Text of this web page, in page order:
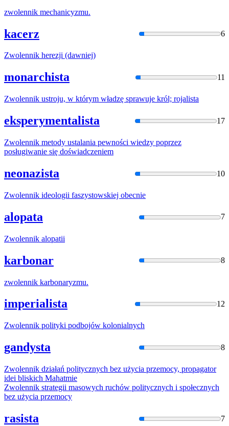
zwolennik mechanicyzmu.
kacerz 6
Zwolennik herezji (dawniej)
monarchista 11
Zwolennik ustroju, w którym władzę sprawuje król; rojalista
eksperymentalista 17
Zwolennik metody ustalania pewności wiedzy poprzez
posługiwanie się doświadczeniem
neonazista 10
Zwolennik ideologii faszystowskiej obecnie
alopata 7
Zwolennik alopatii
karbonar 8
zwolennik karbonaryzmu.
imperialista 12
Zwolennik polityki podbojów kolonialnych
gandysta 8
Zwolennik działań politycznych bez użycia przemocy, propagator
idei bliskich Mahatmie
Zwolennik strategii masowych ruchów politycznych i społecznych
bez użycia przemocy
rasista 7